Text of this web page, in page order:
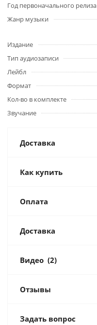
Год первоначального релиза
Жанр музыки
Издание
Тип аудиозаписи
Лейбл
Формат
Кол-во в комплекте
Звучание
Доставка
Как купить
Оплата
Доставка
Видео (2)
Отзывы
Задать вопрос